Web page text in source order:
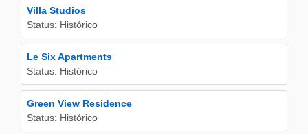
Villa Studios
Status: Histórico
Le Six Apartments
Status: Histórico
Green View Residence
Status: Histórico